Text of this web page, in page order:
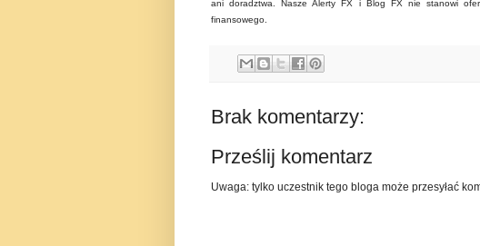
ani doradztwa. Nasze Alerty FX i Blog FX nie stanowi
finansowego.
Brak komentarzy:
Prześlij komentarz
Uwaga: tylko uczestnik tego bloga może przesyłać